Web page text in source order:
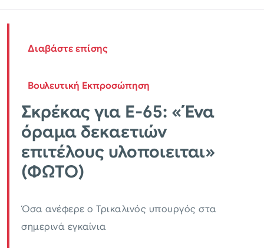
Διαβάστε επίσης
Βουλευτική Εκπροσώπηση
Σκρέκας για Ε-65: «Ένα
όραμα δεκαετιών
επιτέλους υλοποιειται»
(ΦΩΤΟ)
Όσα ανέφερε ο Τρικαλινός υπουργός στα
σημερινά εγκαίνια